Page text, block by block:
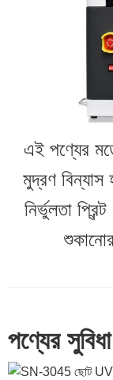
এই পণ্যের
মুদ্রণ
নির্ভুলতা
পণ্যের